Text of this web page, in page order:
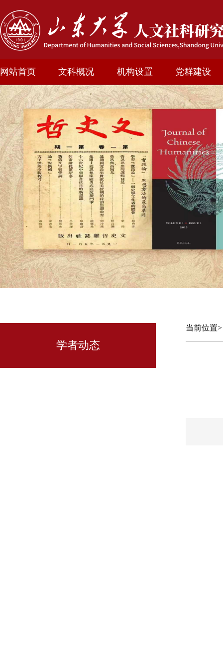
网站首页 文科概况 机构设置 党群建设
学者动态
当前位置